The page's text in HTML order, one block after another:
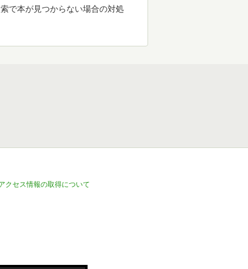
で本が見つからない場合の対処
クセス情報の取得について